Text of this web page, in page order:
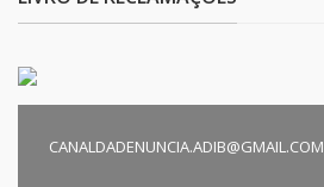
CANALDADENUNCIA.ADIB@GMAIL.COM